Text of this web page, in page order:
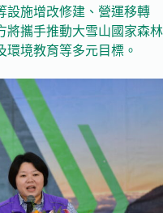
設施增改修建、營運移轉
將攜手推動大雪山國家森林
境教育等多元目標。